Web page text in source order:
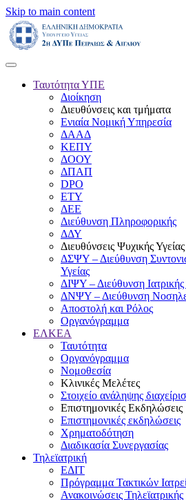
Skip to main content
Ταυτότητα ΥΠΕ
Διοίκηση
Διευθύνσεις και τμήματα
Ενιαία Νομική Υπηρεσία
ΔΑΑΔ
ΚΕΠΥ
ΔΟΟΥ
ΔΠΑΠ
DPO
ΕΤΥ
ΔΕΕ
Διεύθυνση Πληροφορικής
ΔΔΥ
Διευθύνσεις Ψυχικής Υγείας
ΔΣΨΥ – Διεύθυνση
Υγείας
ΔΙΨΥ – Διεύθυνση Ιατρικής
ΔΝΨΥ – Διεύθυνση
Αποστολή και Ρόλος
Οργανόγραμμα
ΕΛΚΕΑ
Ταυτότητα
Οργανόγραμμα
Νομοθεσία
Κλινικές Μελέτες
Στοιχείο ανάληψης
Επιστημονικές Εκδηλώσεις
Επιστημονικές εκδηλώσεις
Χρηματοδότηση
Διαδικασία Συνεργασίας
Τηλεϊατρική
ΕΔΙΤ
Πρόγραμμα Τακτικών
Ανακοινώσεις Τηλεϊατρικής